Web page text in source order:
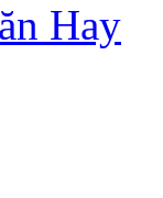
Hay